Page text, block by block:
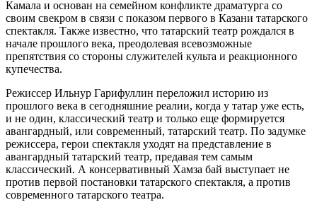
Камала и основан на семейном конфликте драматурга со
своим свекром в связи с показом первого в Казани татарского
спектакля. Также известно, что татарский театр рождался в
начале прошлого века, преодолевая всевозможные
препятствия со стороны служителей культа и реакционного
купечества.
Режиссер Ильнур Гарифуллин переложил историю из
прошлого века в сегодняшние реалии, когда у татар уже есть,
и не один, классический театр и только еще формируется
авангардный, или современный, татарский театр. По задумке
режиссера, герои спектакля уходят на представление в
авангардный татарский театр, предавая тем самым
классический. А консервативный Хамза бай выступает не
против первой постановки татарского спектакля, а против
современного татарского театра.